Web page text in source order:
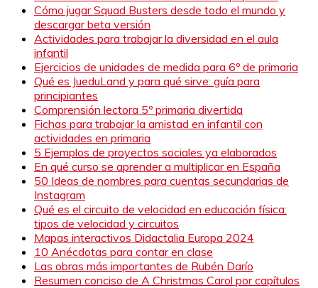
Cómo jugar Squad Busters desde todo el mundo y
descargar beta versión
Actividades para trabajar la diversidad en el aula
infantil
Ejercicios de unidades de medida para 6º de primaria
Qué es JueduLand y para qué sirve: guía para
principiantes
Comprensión lectora 5º primaria divertida
Fichas para trabajar la amistad en infantil con
actividades en primaria
5 Ejemplos de proyectos sociales ya elaborados
En qué curso se aprender a multiplicar en España
50 Ideas de nombres para cuentas secundarias de
Instagram
Qué es el circuito de velocidad en educación física:
tipos de velocidad y circuitos
Mapas interactivos Didactalia Europa 2024
10 Anécdotas para contar en clase
Las obras más importantes de Rubén Darío
Resumen conciso de A Christmas Carol por capítulos